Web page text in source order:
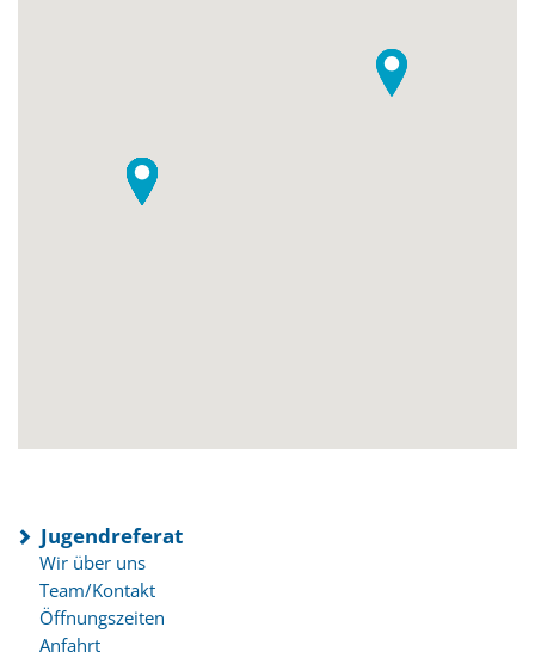
Jugendreferat
Wir über uns
Team/Kontakt
Öffnungszeiten
Anfahrt